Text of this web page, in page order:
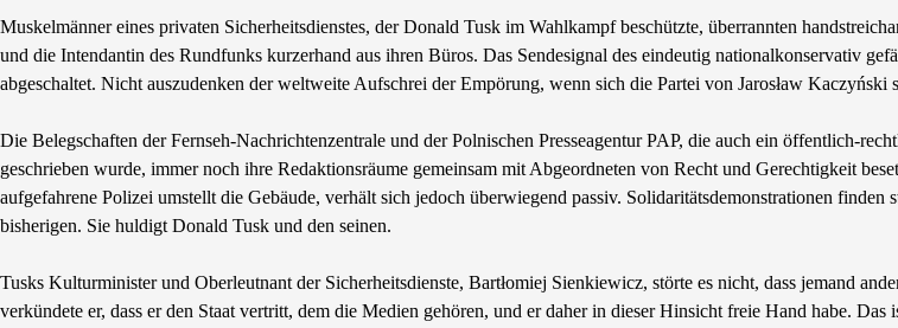
Muskelmänner eines privaten Sicherheitsdienstes, der Donald Tusk im Wahlkampf beschützte, überrannten
und die Intendantin des Rundfunks kurzerhand aus ihren Büros. Das Sendesignal des eindeutig nationalkonservativ
abgeschaltet. Nicht auszudenken der weltweite Aufschrei der Empörung, wenn sich die Partei von Jarosław Kaczyński
Die Belegschaften der Fernseh-Nachrichtenzentrale und der Polnischen Presseagentur PAP, die auch ein öffentlich-
geschrieben wurde, immer noch ihre Redaktionsräume gemeinsam mit Abgeordneten von Recht und Gerechtigkeit
aufgefahrene Polizei umstellt die Gebäude, verhält sich jedoch überwiegend passiv. Solidaritätsdemonstrationen
bisherigen. Sie huldigt Donald Tusk und den seinen.
Tusks Kulturminister und Oberleutnant der Sicherheitsdienste, Bartłomiej Sienkiewicz, störte es nicht, dass jemand
verkündete er, dass er den Staat vertritt, dem die Medien gehören, und er daher in dieser Hinsicht freie Hand habe.